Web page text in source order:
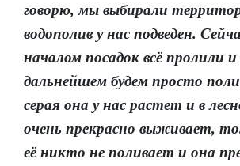
говорю, мы выбирали
водополив у нас подведен.
началом посадок всё пролили и
дальнейшем будем просто
серая она у нас растет и в
очень прекрасно выживает,
её никто не поливает и она